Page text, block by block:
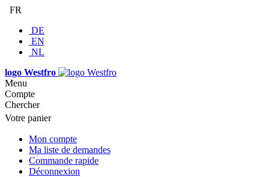
FR
DE
EN
NL
logo Westfro
Menu
Compte
Chercher
Votre panier
Mon compte
Ma liste de demandes
Commande rapide
Déconnexion